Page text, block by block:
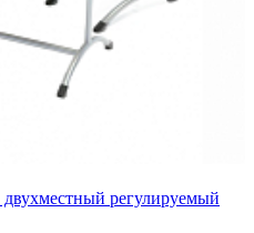
регулируемый